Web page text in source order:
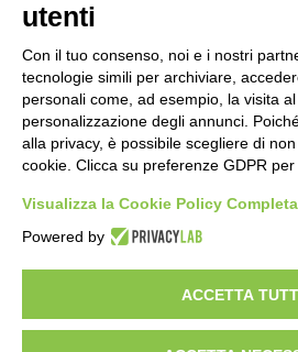
Calcola
Scorporo IVA
Importo lordo (€):
utenti
Con il tuo consenso, noi e i nostri
tecnologie simili per archiviare,
personali come, ad esempio, la visita
personalizzazione degli annunci.
alla privacy, è possibile scegliere di
cookie. Clicca su preferenze GDPR per
Visualizza la Cookie Policy Completa
Powered by
ACCETTA